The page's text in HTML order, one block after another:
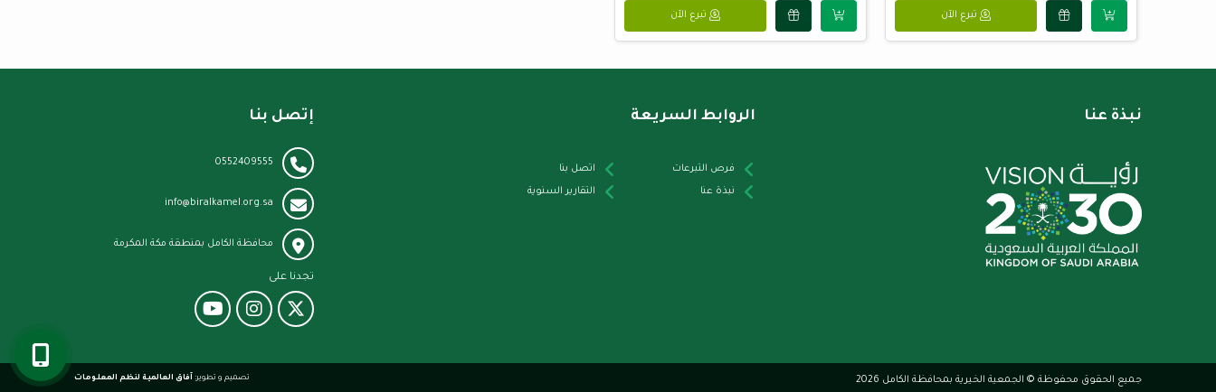
تبرع الآن تبرع الآن
نبذة عنا الروابط السريعة
فرص التبرعات
نبذة عنا
اتصل بنا
التقارير السنوية
إتصل بنا
0552409555
info@biralkamel.org.sa
محافظة الكامل بمنطقة مكة المكرمة
تجدنا على
جميع الحقوق محفوظة © الجمعية الخيرية بمحافظة الكامل 2026 تصميم و تطوير: آفاق العالمية لنظم المعلومات